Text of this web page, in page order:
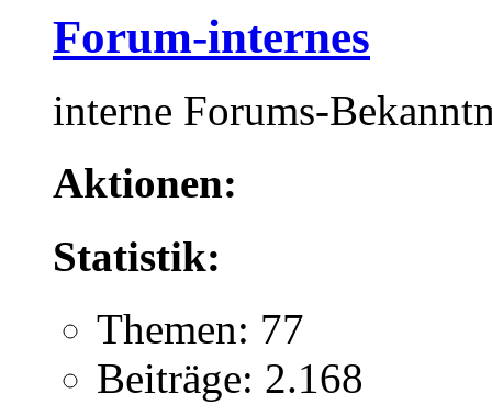
Forum-internes
interne Forums-
Aktionen:
Statistik:
Themen: 77
Beiträge: 2.168